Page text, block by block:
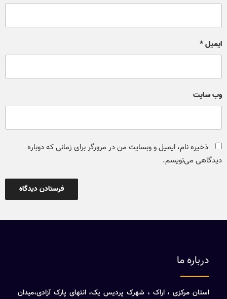
ایمیل*
وب‌ سایت
ذخیره نام، ایمیل و وبسایت من در مرورگر برای زمانی که دوباره
دیدگاهی می‌نویسم.
درباره ما
استان مرکزی ، اراک ، شهرک پردیس یک، انتهای پارک آزادی،میدان